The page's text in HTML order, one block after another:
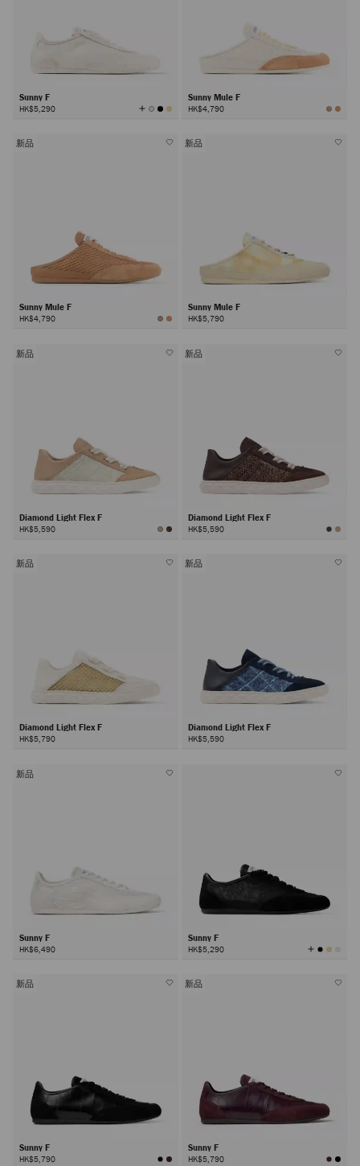
Sunny F
HK$5,290 查
看
Sunny Mule F
HK$4,790
新品
Sunny Mule F
HK$4,790
新品
Sunny Mule F
HK$5,790
新品
Diamond Light Flex F
HK$5,590
新品
Diamond Light Flex F
HK$5,590
新品
Diamond Light Flex F
HK$5,790
新品
Diamond Light Flex F
HK$5,590
新品
Sunny F
HK$6,490
Sunny F
HK$5,290 查
看
新品
Sunny F
HK$5,790
新品
Sunny F
HK$5,790